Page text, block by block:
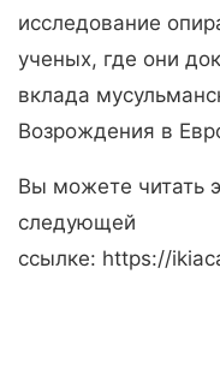
исследование
ученых, где они
вклада
Возрождения в
Вы можете читать
следующей
ссылке: https://